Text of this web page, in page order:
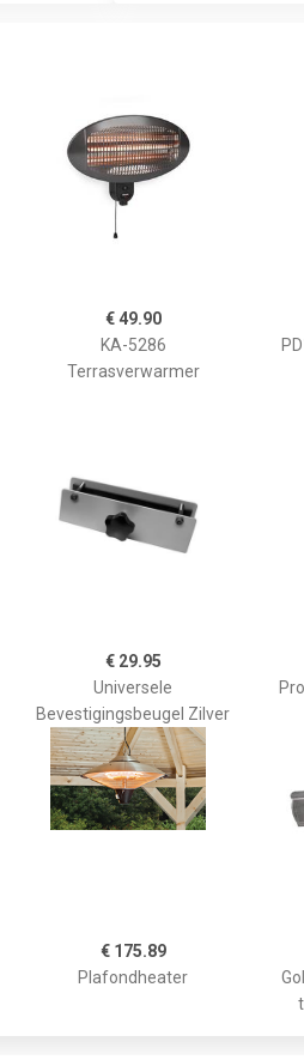
€ 49.90
KA-5286
Terrasverwarmer
€ 29.95
Universele
Bevestigingsbeugel Zilver
€ 175.89
Plafondheater